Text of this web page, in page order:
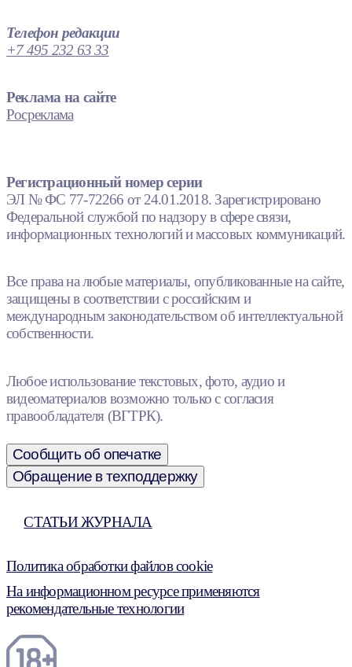
Телефон редакции
+7 495 232 63 33
Реклама на сайте
Росреклама
Регистрационный номер серии
ЭЛ № ФС 77-72266 от 24.01.2018. Зарегистрировано
Федеральной службой по надзору в сфере связи,
информационных технологий и массовых коммуникаций.
Все права на любые материалы, опубликованные на сайте,
защищены в соответствии с российским и
международным законодательством об интеллектуальной
собственности.
Любое использование текстовых, фото, аудио и
видеоматериалов возможно только с согласия
правообладателя (ВГТРК).
Сообщить об опечатке
Обращение в техподдержку
СТАТЬИ ЖУРНАЛА
Политика обработки файлов cookie
На информационном ресурсе применяются
рекомендательные технологии